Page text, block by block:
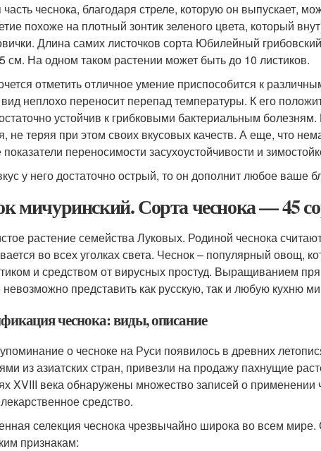
чеснока, благодаря стреле, которую он выпускает,
похоже на плотный зонтик зеленого цвета, который
Длина самих листочков сорта Юбилейный
см. На одном таком растении может быть до 10 листиков.
отметить отличное умение приспособится к
неплохо переносит перепад температуры. К его
устойчив к грибковыми бактериальным
не теряя при этом своих вкусовых качеств. А еще, что
переносимости засухоустойчивости и
у него достаточно острый, то он дополнит любое ваше
мичуринский. Сорта чеснока — 45
растение семейства Луковых. Родиной чеснока
во всех уголках света. Чеснок – популярный овощ,
и средством от вирусных простуд. Выращиванием
невозможно представить как русскую, так и любую кухню
чеснока: виды, описание
о чесноке на Руси появилось в древних
из азиатских стран, привезли на продажу пахнущие
XVIII века обнаружены множество записей о применении
средство.
селекция чеснока чрезвычайно широка во всем
признакам: